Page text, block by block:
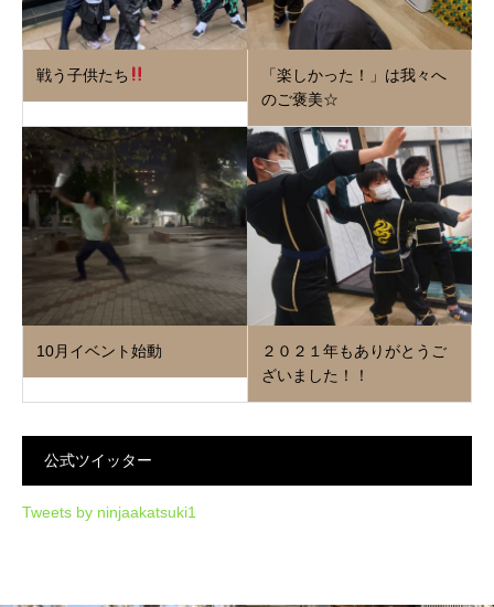
戦う子供たち
「楽しかった！」は我々へ
のご褒美☆
10月イベント始動
２０２１年もありがとうご
ざいました！！
公式ツイッター
Tweets by ninjaakatsuki1